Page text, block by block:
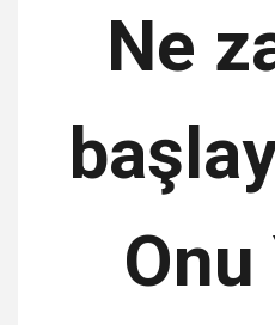
Ne
Onu